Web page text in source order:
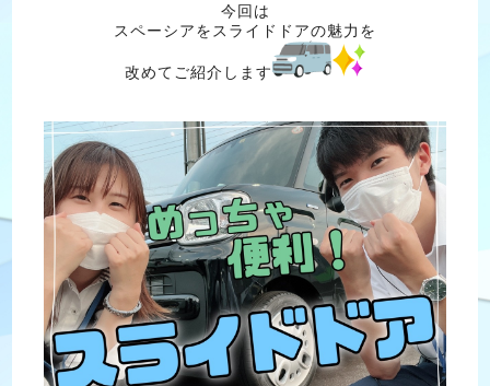
今回は
スペーシアをスライドドアの魅力を
改めてご紹介します